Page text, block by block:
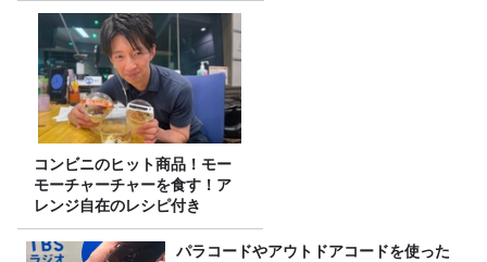
コンビニのヒット商品！モー
モーチャーチャーを食す！ア
レンジ自在のレシピ付き
パラコードやアウトドアコードを使った